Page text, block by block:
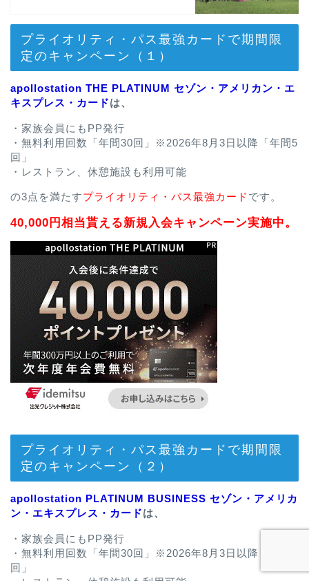
プライオリティ・パス最強カードで期間限
定のキャンペーン（１）
apollostation THE PLATINUM セゾン・アメリカン・エ
キスプレス・カードは、
・家族会員にもPP発行
・無料利用回数「年間30回」※2026年8月3日以降「年間5
回」
・レストラン、休憩施設も利用可能
の3点を満たすプライオリティ・パス最強カード です。
40,000円相当貰える新規入会キャンペーン実施中。
プライオリティ・パス最強カードで期間限
定のキャンペーン（２）
apollostation PLATINUM BUSINESS セゾン・アメリカ
ン・エキスプレス・カードは、
・家族会員にもPP発行
・無料利用回数「年間30回」※2026年8月3日以降「年間5
回」